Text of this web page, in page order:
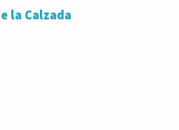
la Calzada